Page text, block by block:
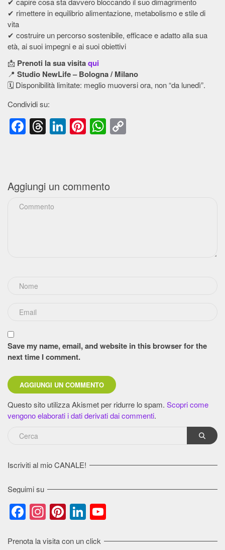
✔ rimettere in equilibrio alimentazione, metabolismo e stile di
vita
✔ costruire un percorso sostenibile, efficace e adatto alla sua
età, ai suoi impegni e ai suoi obiettivi
📩 Prenoti la sua visitaqui
📍 Studio NewLife – Bologna / Milano
🗓️ Disponibilità limitate: meglio muoversi ora, non “da lunedì”.
Condividi su:
Facebook
Threads
LinkedIn
Pinterest
WhatsApp
Aggiungi un commento
Save my name, email, and website in this browser for the
next time I comment.
Questo sito utilizza Akismet per ridurre lo spam. Scopri come
vengono elaborati i dati derivati dai commenti.
Iscriviti al mio CANALE!
Seguimi su
Facebook
Instagram
Pinterest
LinkedIn
Prenota la visita con un click